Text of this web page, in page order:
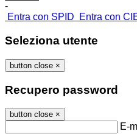
-
Entra con SPID
Entra con
Seleziona utente
button close ×
Recupero password
button close ×
E-